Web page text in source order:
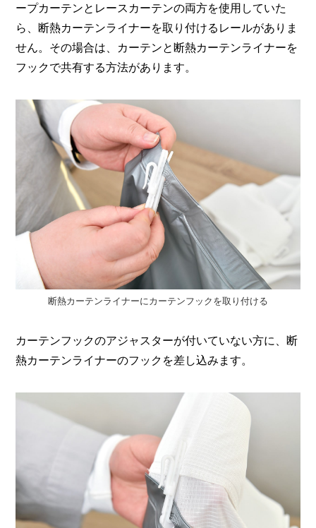
ープカーテンとレースカーテンの両方を使用していた
ら、断熱カーテンライナーを取り付けるレールがありま
せん。その場合は、カーテンと断熱カーテンライナーを
フックで共有する方法があります。
断熱カーテンライナーにカーテンフックを取り付ける
カーテンフックのアジャスターが付いていない方に、断
熱カーテンライナーのフックを差し込みます。